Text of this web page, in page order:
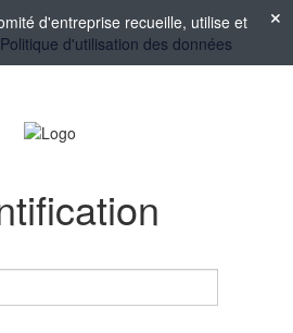
d'entreprise recueille, utilise et
Politique d'utilisation des données